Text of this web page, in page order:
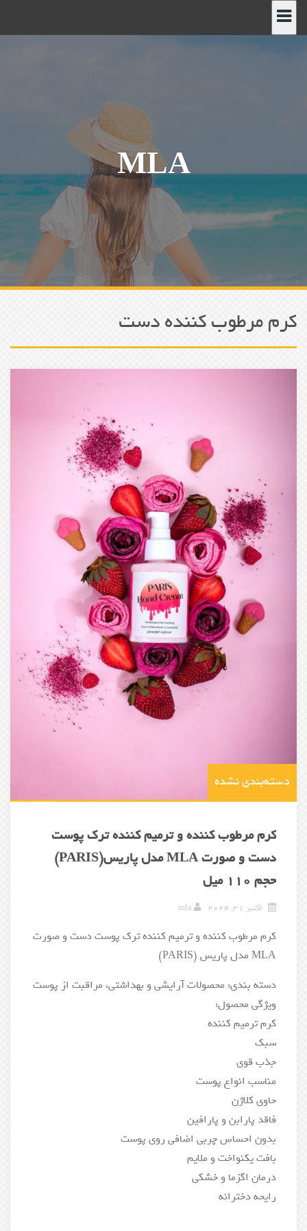
پرش
MLA
کرم مرطوب کننده دست
دسته‌بندی نشده
کرم مرطوب کننده و ترمیم کننده ترک پوست
دست و صورت MLA مدل پاریس(PARIS)
حجم 110 میل
اکتبر 31, 2024 mla
کرم مرطوب کننده و ترمیم کننده ترک پوست دست و صورت
MLA مدل پاریس (PARIS)
دسته بندی: محصولات آرایشی و بهداشتی، مراقبت از پوست
ویژگی محصول:
کرم ترمیم کننده
سبک
جذب قوی
مناسب انواع پوست
حاوی کلاژن
فاقد پارابن و پارافین
بدون احساس چربی اضافی روی پوست
بافت یکنواخت و ملایم
درمان اگزما و خشکی
رایحه دخترانه